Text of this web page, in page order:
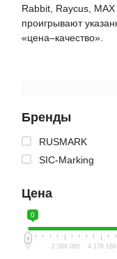
Бренды
RUSMARK
SIC-Marking
Цена
0
0 2 088 095 4 176 189
Rabbit, Raycus,
проигрывают
«цена–качество».